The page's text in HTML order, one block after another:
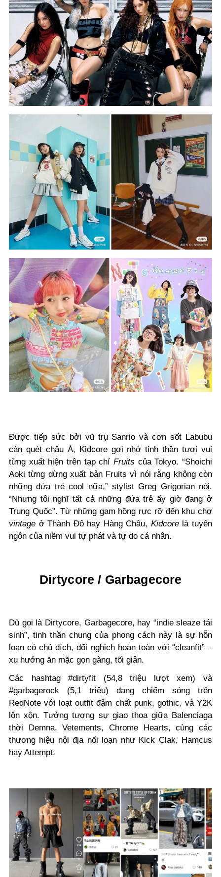
Được tiếp sức bởi vũ trụ Sanrio và cơn sốt Labubu
càn quét châu Á, Kidcore gợi nhớ tinh thần tươi vui
từng xuất hiện trên tạp chí Fruits của Tokyo. “Shoichi
Aoki từng dừng xuất bản Fruits vì nói rằng không còn
những đứa trẻ cool nữa,” stylist Greg Grigorian nói.
“Nhưng tôi nghĩ tất cả những đứa trẻ ấy giờ đang ở
Trung Quốc”. Từ những gam hồng rực rỡ đến khu chợ
vintage ở Thành Đô hay Hàng Châu, Kidcorelà tuyên
ngôn của niềm vui tự phát và tự do cá nhân.
Dirtycore / Garbagecore
Dù gọi là Dirtycore, Garbagecore, hay “indie sleaze tái
sinh”, tinh thần chung của phong cách này là sự hỗn
loạn có chủ đích, đối nghịch hoàn toàn với “cleanfit” –
xu hướng ăn mặc gọn gàng, tối giản.
Các hashtag #dirtyfit (54,8 triệu lượt xem) và
#garbagerock (5,1 triệu) đang chiếm sóng trên
RedNote với loạt outfit đậm chất punk, gothic, và Y2K
lộn xộn. Tưởng tượng sự giao thoa giữa Balenciaga
thời Demna, Vetements, Chrome Hearts, cùng các
thương hiệu nội địa nổi loạn như Kick Clak, Hamcus
hay Attempt.